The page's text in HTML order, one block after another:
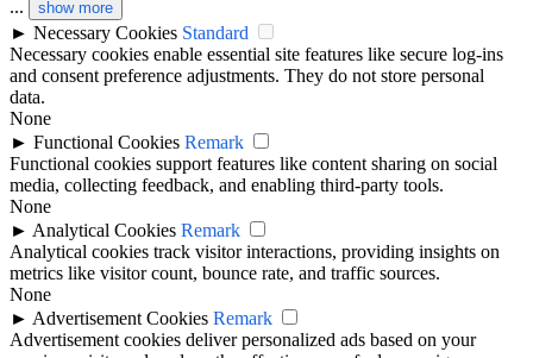
... show more
► Necessary Cookies Standard
Necessary cookies enable essential site features like secure log-ins
and consent preference adjustments. They do not store personal
data.
None
► Functional Cookies Remark
Functional cookies support features like content sharing on social
media, collecting feedback, and enabling third-party tools.
None
► Analytical Cookies Remark
Analytical cookies track visitor interactions, providing insights on
metrics like visitor count, bounce rate, and traffic sources.
None
► Advertisement Cookies Remark
Advertisement cookies deliver personalized ads based on your